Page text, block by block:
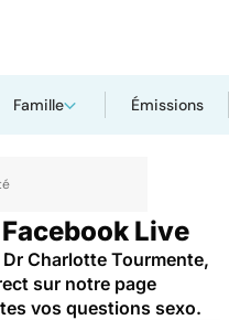
Famille Émissions
à vos
Live
Charlotte Tourmente,
sur notre page
vos questions sexo.